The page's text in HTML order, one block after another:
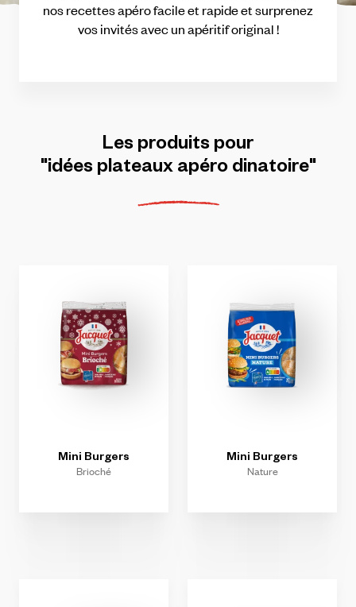
nosrecettesapérofacileetrapideetsurprenez
vos invitésavec unapéritiforiginal!
Lesproduitspour
"idées plateaux apéro dinatoire"
Mini Burgers
Brioché
Mini Burgers
Nature